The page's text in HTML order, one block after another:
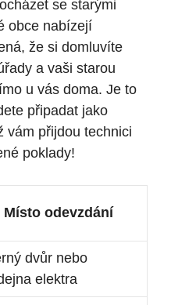
se starými
obce nabízejí
že si domluvíte
a vaši starou
u vás doma. Je to
připadat jako
vám přijdou technici
poklady!
Místo odevzdání
dvůr nebo
elektra